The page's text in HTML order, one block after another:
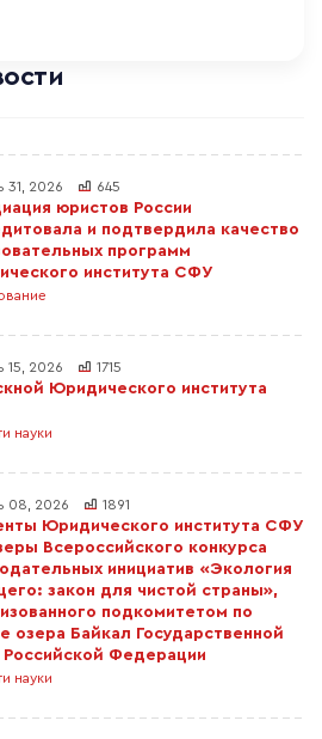
31, 2026 645
юристов России
и подтвердила качество
программ
института СФУ
15, 2026 1715
Юридического института
науки
08, 2026 1891
Юридического института СФУ
Всероссийского конкурса
инициатив «Экология
закон для чистой страны»,
подкомитетом по
озера Байкал Государственной
Федерации
науки